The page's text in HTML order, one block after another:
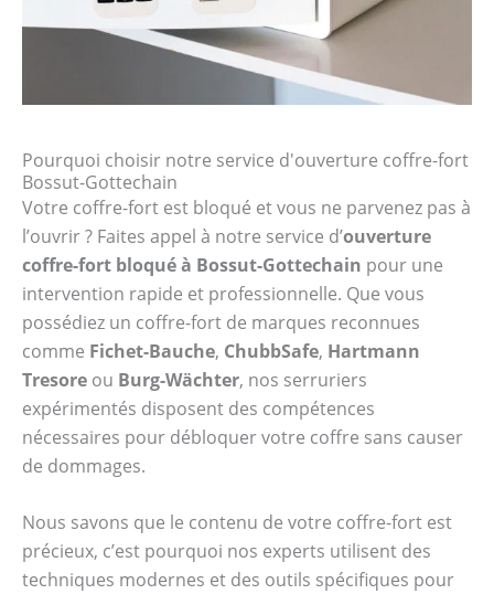
Pourquoi choisir notre service d'ouverture coffre-fort
Bossut-Gottechain
Votre coffre-fort est bloqué et vous ne parvenez pas à
l’ouvrir ? Faites appel à notre service d’ouverture
coffre-fort bloqué à Bossut-Gottechain pour une
intervention rapide et professionnelle. Que vous
possédiez un coffre-fort de marques reconnues
comme Fichet-Bauche, ChubbSafe, Hartmann
Tresore ou Burg-Wächter, nos serruriers
expérimentés disposent des compétences
nécessaires pour débloquer votre coffre sans causer
de dommages.
Nous savons que le contenu de votre coffre-fort est
précieux, c’est pourquoi nos experts utilisent des
techniques modernes et des outils spécifiques pour